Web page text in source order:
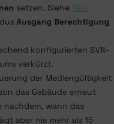
setzen. Siehe Tür-
Ausgang Berechtigung
konfigurierten SVN-
verkürzt.
der Mediengültigkeit
das Gebäude erneut
nachdem, wann das
aber nie mehr als 15